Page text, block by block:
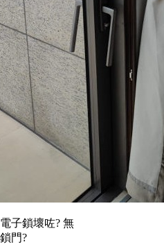
子鎖壞咗? 無
門?